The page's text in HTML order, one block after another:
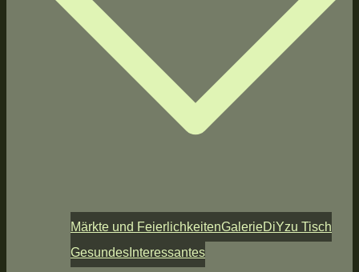
Märkte und FeierlichkeitenGalerieDiYzu Tisch
Gesundes Interessantes